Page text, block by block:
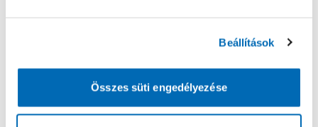
Beállítások
Összes süti engedélyezése